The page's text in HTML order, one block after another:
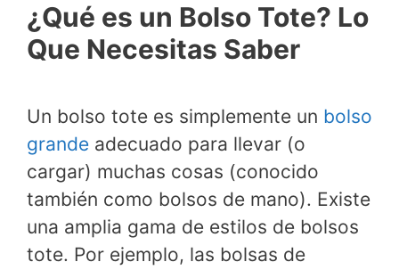
¿Qué es un Bolso Tote? Lo
Que Necesitas Saber
Un bolso tote es simplemente un bolso
grande adecuado para llevar (o
cargar) muchas cosas (conocido
también como bolsos de mano). Existe
una amplia gama de estilos de bolsos
tote. Por ejemplo, las bolsas de